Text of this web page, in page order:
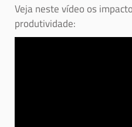
Veja neste vídeo os
produtividade: